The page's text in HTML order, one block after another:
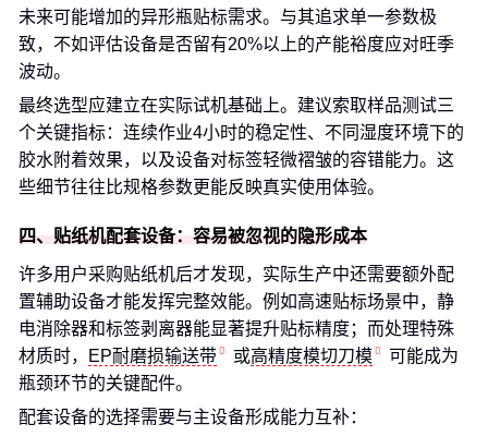
未来可能增加的异形瓶贴标需求。与其追求单一参数极
致，不如评估设备是否留有20%以上的产能裕度应对旺季
波动。
最终选型应建立在实际试机基础上。建议索取样品测试三
个关键指标：连续作业4小时的稳定性、不同湿度环境下的
胶水附着效果，以及设备对标签轻微褶皱的容错能力。这
些细节往往比规格参数更能反映真实使用体验。
四、贴纸机配套设备：容易被忽视的隐形成本
许多用户采购贴纸机后才发现，实际生产中还需要额外配
置辅助设备才能发挥完整效能。例如高速贴标场景中，静
电消除器和标签剥离器能显著提升贴标精度；而处理特殊
材质时，
EP耐磨损输送带 或高精度模切刀模
可能成为
瓶颈环节的关键配件。
配套设备的选择需要与主设备形成能力互补：